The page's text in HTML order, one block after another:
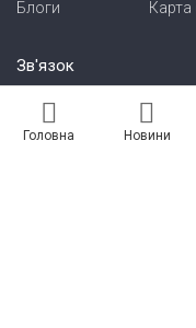
Блоги
Карта
Зв'язок
Реклама на сайті
Есть новость?
Головна Новини